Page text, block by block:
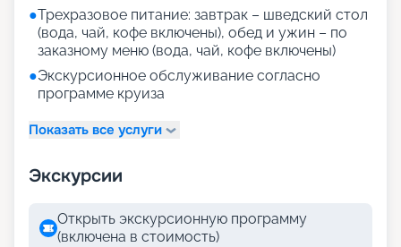
●Трехразовое питание: завтрак – шведский стол
(вода, чай, кофе включены), обед и ужин – по
заказному меню (вода, чай, кофе включены)
●Экскурсионное обслуживание согласно
программе круиза
Показать все услуги
Экскурсии
Открыть экскурсионную программу
(включена в стоимость)